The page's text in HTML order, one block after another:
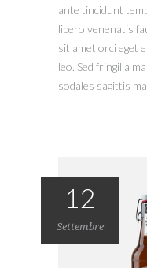
ante tincidunt
libero venenatis
sit amet orci eget
leo. Sed fringilla
sodales sagittis
12
Settembre